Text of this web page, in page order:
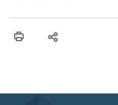
vonni az ebek